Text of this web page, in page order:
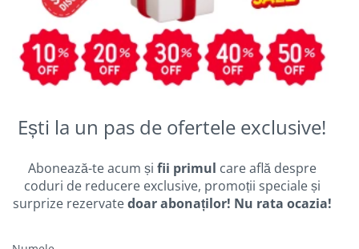
Ești la un pas de ofertele exclusive!
Abonează-te acum și fii primul care află despre
coduri de reducere exclusive, promoții speciale și
surprize rezervatedoar abonaților! Nu rata ocazia!